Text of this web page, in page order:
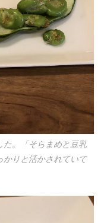
た。「そらまめと豆乳
かりと活かされていて